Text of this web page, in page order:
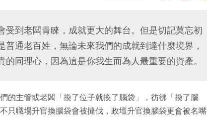
到老闆青睞，成就更大的舞台。但是切記莫忘初
通老百姓，無論未來我們的成就到達什麼境界，
同理心，因為這是你我生而為人最重要的資產。
的主管或老闆「換了位子就換了腦袋」，彷彿「換了腦
只職場升官換腦袋會被撻伐，政壇升官換腦袋更會被名嘴